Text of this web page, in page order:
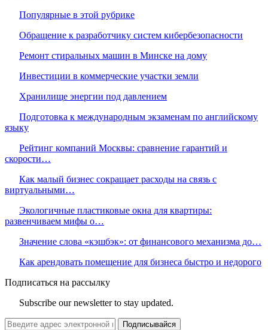
Популярные в этой рубрике
Обращение к разработчику систем кибербезопасности
Ремонт стиральных машин в Минске на дому
Инвестиции в коммерческие участки земли
Хранилище энергии под давлением
Подготовка к международным экзаменам по английскому
языку
Рейтинг компаний Москвы: сравнение гарантий и
скорости…
Как малый бизнес сокращает расходы на связь с
виртуальными…
Экологичные пластиковые окна для квартиры:
развенчиваем мифы о…
Значение слова «кэшбэк»: от финансового механизма до…
Как арендовать помещение для бизнеса быстро и недорого
Подписаться на рассылку
Subscribe our newsletter to stay updated.
Подписывайся